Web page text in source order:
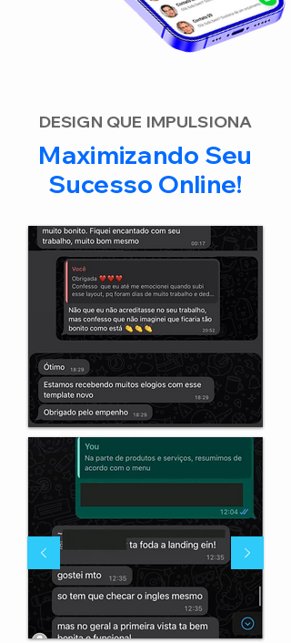
DESIGN QUE IMPULSIONA
Maximizando Seu
Sucesso Online!